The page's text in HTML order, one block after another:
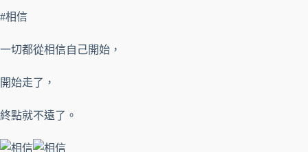
#相信
一切都從相信自己開始，
開始走了，
終點就不遠了。